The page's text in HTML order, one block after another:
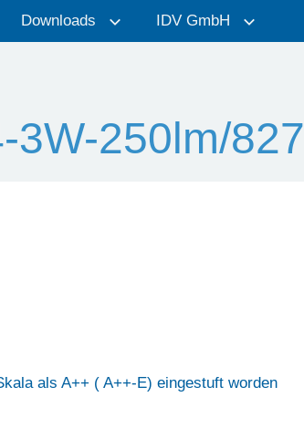
Downloads IDV GmbH
3W-250lm/827
als A++ ( A++-E) eingestuft worden